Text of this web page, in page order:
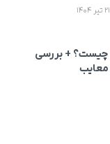
چیست؟ + بررسی
معایب